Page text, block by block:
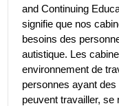
and Continuing
signifie que nos
besoins des
autistique. Les
environnement de
personnes ayant
peuvent travailler,